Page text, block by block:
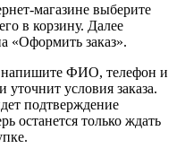
магазине выберите
в корзину. Далее
«Оформить заказ».
напишите ФИО, телефон и
условия заказа.
подтверждение
останется только ждать